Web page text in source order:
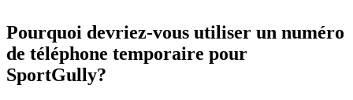
Pourquoi devriez-vous utiliser un numéro
de téléphone temporaire pour
SportGully?